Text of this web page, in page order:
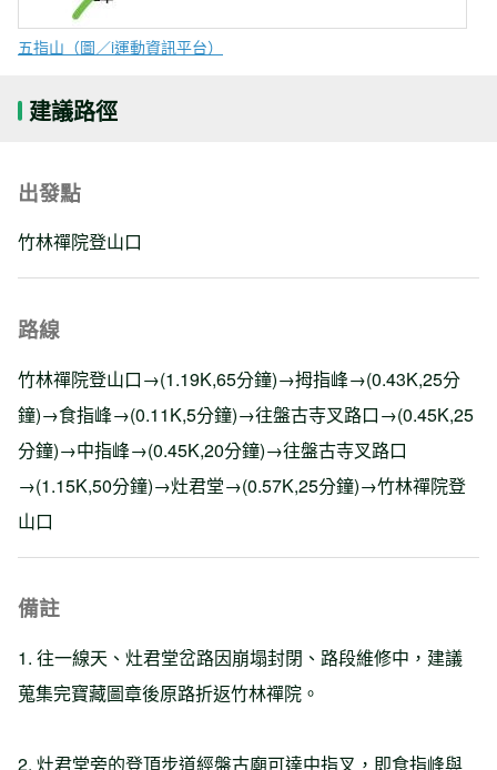
五指山（圖／i運動資訊平台）
建議路徑
出發點
竹林禪院登山口
路線
竹林禪院登山口→(1.19K,65分鐘)→拇指峰→(0.43K,25分
鐘)→食指峰→(0.11K,5分鐘)→往盤古寺叉路口→(0.45K,25
分鐘)→中指峰→(0.45K,20分鐘)→往盤古寺叉路口
→(1.15K,50分鐘)→灶君堂→(0.57K,25分鐘)→竹林禪院登
山口
備註
1. 往一線天、灶君堂岔路因崩塌封閉、路段維修中，建議
蒐集完寶藏圖章後原路折返竹林禪院。
2. 灶君堂旁的登頂步道經盤古廟可達中指叉，即食指峰與